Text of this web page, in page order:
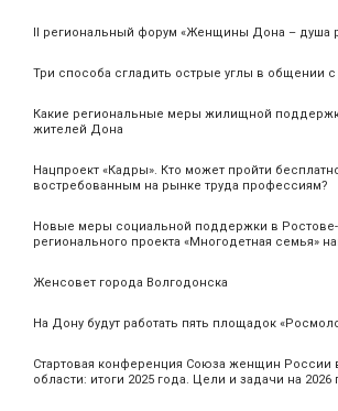
II региональный форум «Женщины Дона – душа
Три способа сгладить острые углы в общении с
Какие региональные меры жилищной
жителей Дона
Нацпроект «Кадры». Кто может пройти
востребованным на рынке труда профессиям?
Новые меры социальной поддержки в Ростове-
регионального проекта «Многодетная семья»
Женсовет города Волгодонска
На Дону будут работать пять площадок
Стартовая конференция Союза женщин России
области: итоги 2025 года. Цели и задачи на 2026